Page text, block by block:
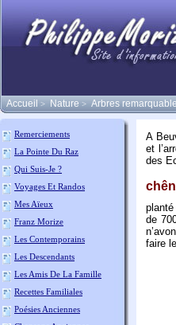
Accueil > Nature > Arbres
Remerciements
La Pointe Du Raz
Qui Suis-Je ?
Voyages Et Randos
Mes Aïeux
Franz Morize
Les Contemporains
Les Descendants
Les Amis De La Famille
Recettes Familiales
Poésies Anciennes
A
et
des
de
faire